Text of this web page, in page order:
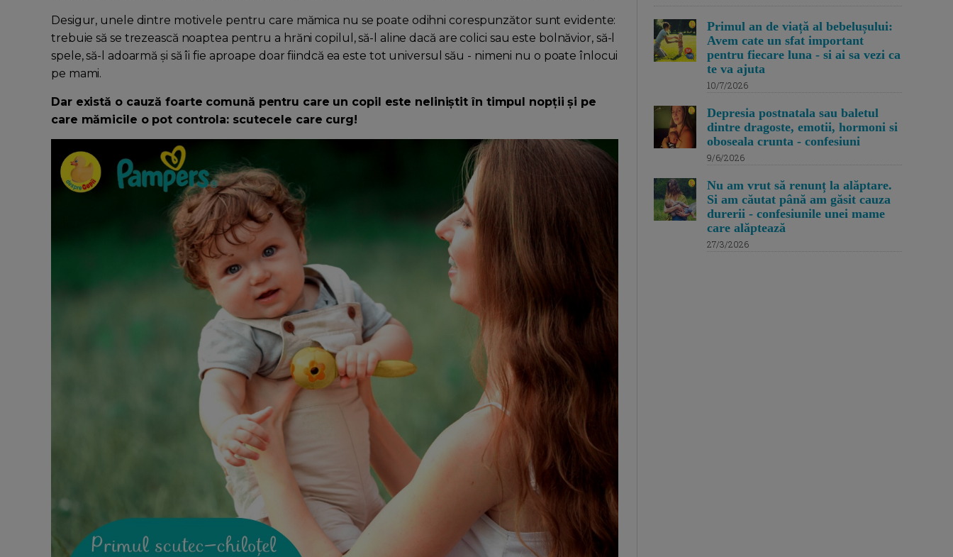
Desigur, unele dintre motivele pentru care mămica nu se poate odihni corespunzător sunt evidente:
trebuie să se trezească noaptea pentru a hrăni copilul, să-l aline dacă are colici sau este bolnăvior, să-l
spele, să-l adoarmă și să îi fie aproape doar fiindcă ea este tot universul său - nimeni nu o poate înlocui
pe mami.
Dar există o cauză foarte comună pentru care un copil este neliniștit în timpul nopții și pe
care mămicile o pot controla: scutecele care curg!
Primul an de viață al bebelușului:
Avem cate un sfat important
pentru fiecare luna - si ai sa vezi ca
te va ajuta
10/7/2026
Depresia postnatala sau baletul
dintre dragoste, emotii, hormoni si
oboseala crunta - confesiuni
9/6/2026
Nu am vrut să renunț la alăptare.
Si am căutat până am găsit cauza
durerii - confesiunile unei mame
care alăptează
27/3/2026